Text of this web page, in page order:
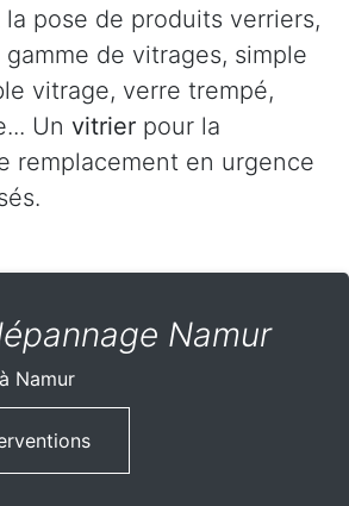
pose de produits verriers,
de vitrages, simple
vitrage, verre trempé,
Un vitrier pour la
remplacement en urgence
Namur
à Namur